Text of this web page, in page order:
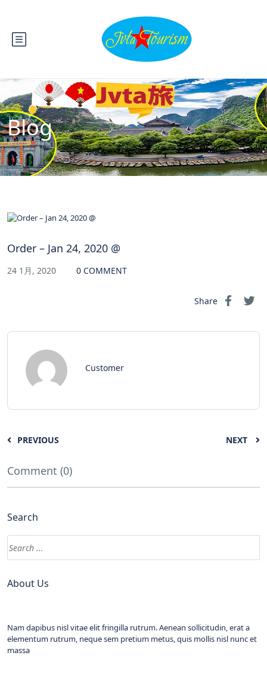
Blog
Order – Jan 24, 2020 @
24 1月, 2020 0 COMMENT
Share
Customer
PREVIOUS NEXT
Comment (0)
Search
About Us
Nam dapibus nisl vitae elit fringilla rutrum. Aenean sollicitudin, erat a
elementum rutrum, neque sem pretium metus, quis mollis nisl nunc et
massa